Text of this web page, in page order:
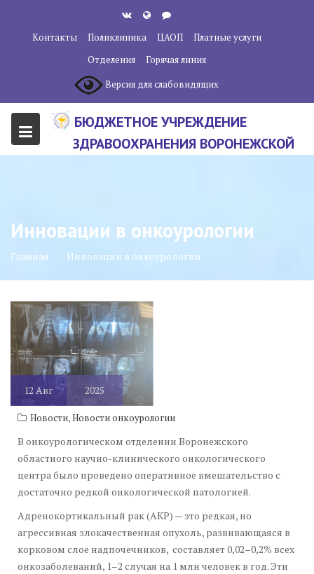
содержанию
Контакты Поликлиника ЦАОП
Платные услуги
Отделения
Горячая линия
Версия для слабовидящих
БЮДЖЕТНОЕ УЧРЕЖДЕНИЕ
ЗДРАВООХРАНЕНИЯ ВОРОНЕЖСКОЙ
ЦЕНТР"
Инновации в онкоурологии
Главная Инновации в онкоурологии
12 Авг 2025
Новости,Новости онкоурологии
В онкоурологическом отделении Воронежского
областного научно-клинического онкологического
центра было проведено оперативное вмешательство с
достаточно редкой онкологической патологией.
Адренокортикальный рак (АКР) — это редкая, но
агрессивная злокачественная опухоль, развивающаяся в
корковом слое надпочечников, составляет 0,02–0,2% всех
онкозаболеваний, 1–2 случая на 1 млн человек в год. Эти